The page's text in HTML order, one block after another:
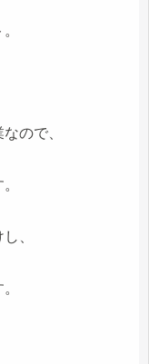
ので、
、